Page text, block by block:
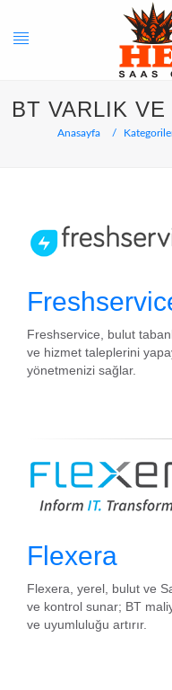
Toggle
navigation
BT VARLIK
Anasayfa
Freshservice, bulut
ve hizmet taleplerini
yönetmenizi sağlar.
Flexera
Flexera, yerel, bulut ve
ve kontrol sunar; BT
ve uyumluluğu artırır.